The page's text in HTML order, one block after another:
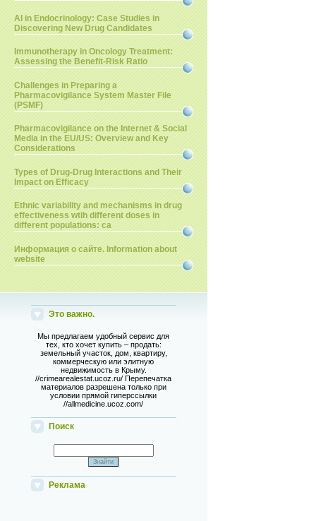
AI in Endocrinology: Case Studies in
Discovering New Drug Candidates
Immunotherapy in Oncology Treatment:
Assessing the Benefit-Risk Ratio
Challenges in Preparing a
Pharmacovigilance System Master File
(PSMF)
Pharmacovigilance on the Internet & Social
Media in the EU/US: Overview and Key
Considerations
Types of Drug-Drug Interactions and Their
Impact on Efficacy
Ethnic variability and mechanisms in drug
effectiveness wtih different doses in
different populations: ca
Информация о сайте. Information about
website
Это важно.
Мы предлагаем удобный сервис для
тех, кто хочет купить – продать:
земельный участок, дом, квартиру,
коммерческую или элитную
недвижимость в Крыму.
//crimearealestat.ucoz.ru/ Перепечатка
материалов разрешена только при
условии прямой гиперссылки
//allmedicine.ucoz.com/
Поиск
Реклама